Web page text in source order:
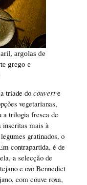
argolas de
grego e
tríade do couverte
vegetarianas,
a trilogia fresca de
inscritas mais à
gratinados, o
contrapartida, é de
a selecção de
e ovo Bennedict
com couve roxa,